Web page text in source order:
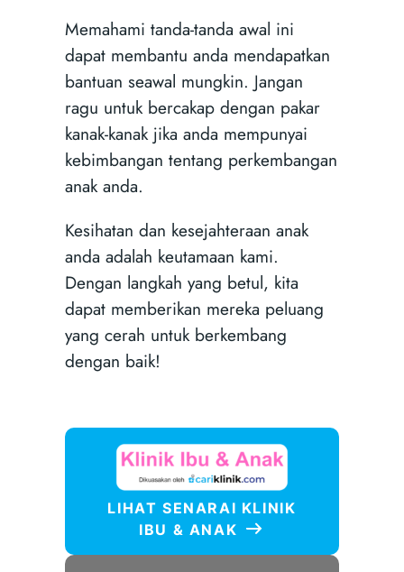
Memahami tanda-tanda awal ini
dapat membantu anda mendapatkan
bantuan seawal mungkin. Jangan
ragu untuk bercakap dengan pakar
kanak-kanak jika anda mempunyai
kebimbangan tentang perkembangan
anak anda.
Kesihatan dan kesejahteraan anak
anda adalah keutamaan kami.
Dengan langkah yang betul, kita
dapat memberikan mereka peluang
yang cerah untuk berkembang
dengan baik!
LIHAT SENARAI KLINIK
IBU & ANAK